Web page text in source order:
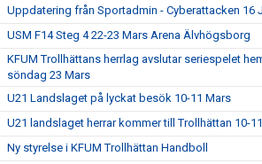
Uppdatering från Sportadmin - Cyberattacken 16
USM F14 Steg 4 22-23 Mars Arena Älvhögsborg
KFUM Trollhättans herrlag avslutar seriespelet
söndag 23 Mars
U21 Landslaget på lyckat besök 10-11 Mars
U21 landslaget herrar kommer till Trollhättan 10-
Ny styrelse i KFUM Trollhättan Handboll